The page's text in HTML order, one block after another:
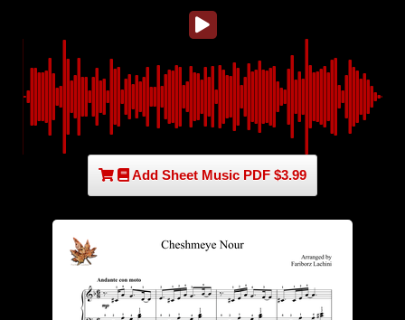
Add Sheet Music PDF $3.99